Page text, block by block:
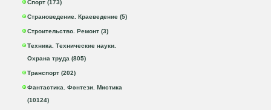
Спорт (173)
Страноведение. Краеведение (5)
Строительство. Ремонт (3)
Техника. Технические науки.
Охрана труда (805)
Транспорт (202)
Фантастика. Фэнтези. Мистика
(10124)